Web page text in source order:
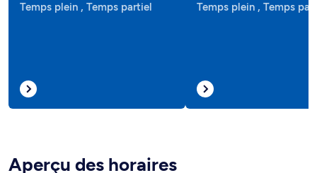
Temps plein , Temps partiel
Temps plein , Temps
Aperçu des horaires